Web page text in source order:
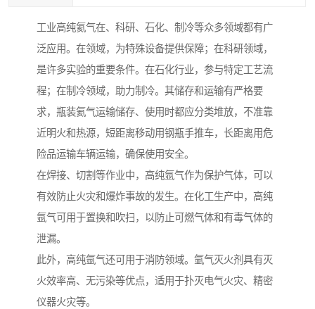
工业高纯氦气在、科研、石化、制冷等众多领域都有广
泛应用。在领域，为特殊设备提供保障；在科研领域，
是许多实验的重要条件。在石化行业，参与特定工艺流
程；在制冷领域，助力制冷。其储存和运输有严格要
求，瓶装氦气运输储存、使用时都应分类堆放，不准靠
近明火和热源，短距离移动用钢瓶手推车，长距离用危
险品运输车辆运输，确保使用安全。
在焊接、切割等作业中，高纯氩气作为保护气体，可以
有效防止火灾和爆炸事故的发生。在化工生产中，高纯
氩气可用于置换和吹扫，以防止可燃气体和有毒气体的
泄漏。
此外，高纯氩气还可用于消防领域。氩气灭火剂具有灭
火效率高、无污染等优点，适用于扑灭电气火灾、精密
仪器火灾等。